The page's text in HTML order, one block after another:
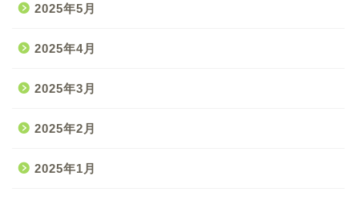
2025年5月
2025年4月
2025年3月
2025年2月
2025年1月